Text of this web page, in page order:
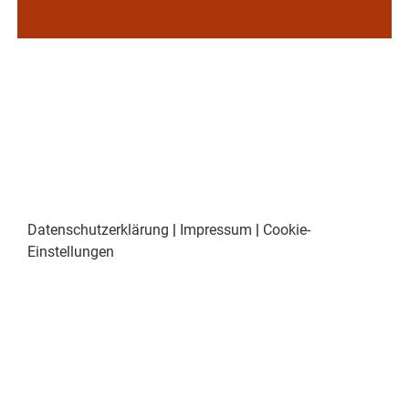
Datenschutzerklärung | Impressum | Cookie-
Einstellungen